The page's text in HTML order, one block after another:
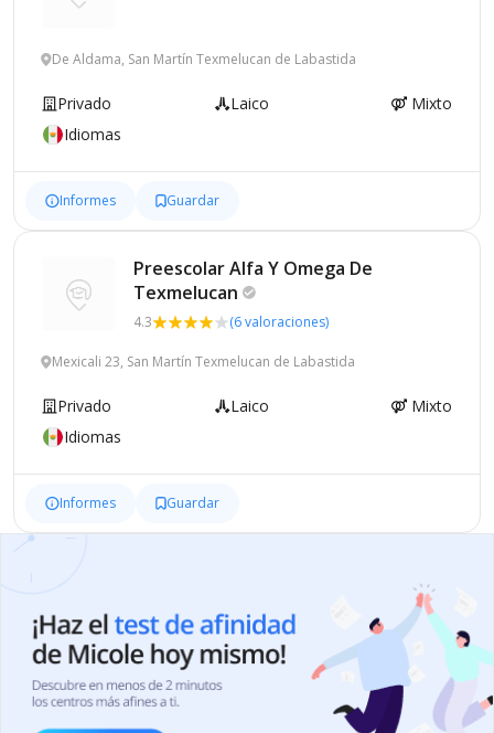
De Aldama, San Martín Texmelucan de Labastida
Privado Laico
Mixto
Idiomas
Informes Guardar
Preescolar Alfa Y Omega De
Texmelucan
4.3 (6 valoraciones)
Mexicali 23, San Martín Texmelucan de Labastida
Privado Laico
Mixto
Idiomas
Informes Guardar